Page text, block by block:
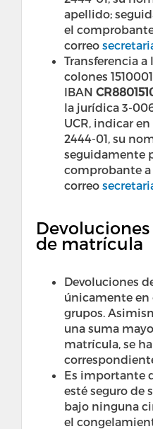
apellido;
el
correo
Transferencia
colones
IBAN
la jurídica 3-
UCR, indicar
2444-01, su
seguidamente
comprobante
correo
de matrícula
Devoluciones
únicamente en
grupos.
una suma
matrícula, se
Es importante
esté seguro de
bajo ninguna
el